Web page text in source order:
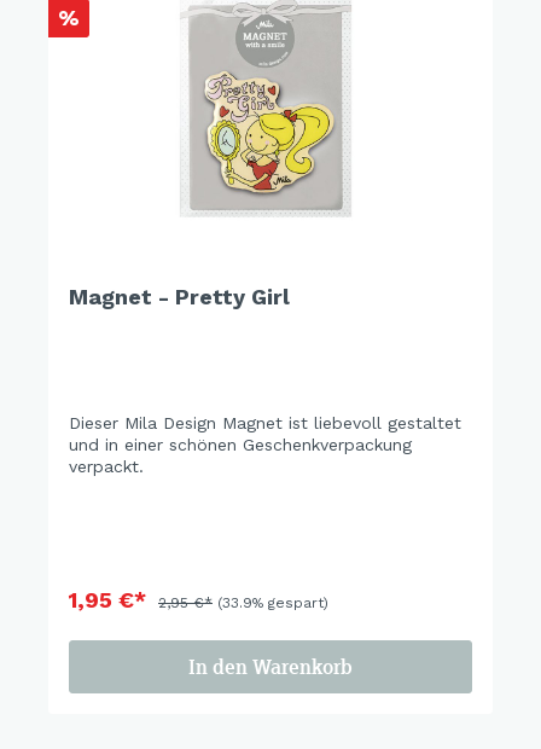
%
Magnet - Pretty Girl
Dieser Mila Design Magnet ist liebevoll gestaltet
und in einer schönen Geschenkverpackung
verpackt.
1,95 €* 2,95 €* (33.9% gespart)
In den Warenkorb